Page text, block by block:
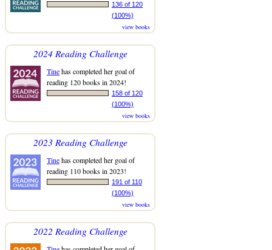
136 of 120
(100%)
view books
2024 Reading Challenge
Tinehas completed her goal of
reading 120 books in 2024!
158 of 120
(100%)
view books
2023 Reading Challenge
Tinehas completed her goal of
reading 110 books in 2023!
191 of 110
(100%)
view books
2022 Reading Challenge